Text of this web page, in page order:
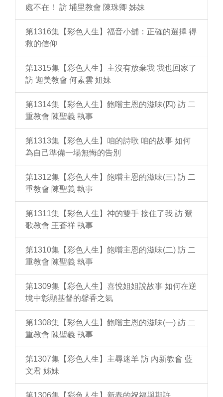
處不在！ 訪 埔里教會 陳珠卿 姊妹
第1316集【彩色人生】福音小舖：正確的選擇 得
救的信仰
第1315集【彩色人生】主沒有放棄我 我也回家了
訪 迦美教會 何素雲 姐妹
第1314集【彩色人生】飽嚐主恩的滋味(四) 訪 二
重教會 陳聖義 執事
第1313集【彩色人生】咱的詩歌 咱的故事 如何
為自己準備一場無悔的告別
第1312集【彩色人生】飽嚐主恩的滋味(三) 訪 二
重教會 陳聖義 執事
第1311集【彩色人生】神的雙手 接住了我 訪 鶯
歌教會 王蒼祥 執事
第1310集【彩色人生】飽嚐主恩的滋味(二) 訪 二
重教會 陳聖義 執事
第1309集【彩色人生】喜悅姐姐說故事 如何在逆
境中彰顯基督的馨香之氣
第1308集【彩色人生】飽嚐主恩的滋味(一) 訪 二
重教會 陳聖義 執事
第1307集【彩色人生】主尋迷羊 訪 內新教會 藍
文君 姊妹
第1306集【彩色人生】新春的祝福與期許